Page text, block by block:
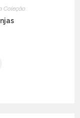
Coleção
product